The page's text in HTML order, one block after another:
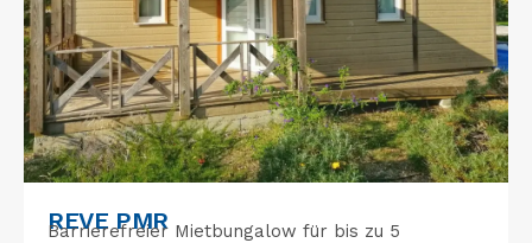
REVE PMR
Barrierefreier Mietbungalow für bis zu 5